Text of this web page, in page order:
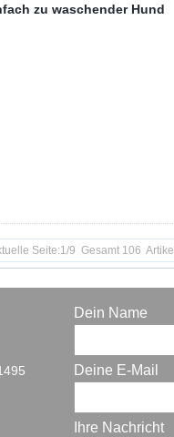
zu waschender Hund
Seite:1/9 Gesamt 106 Artikel
Dein Name
Deine E-Mail
Ihre Nachricht